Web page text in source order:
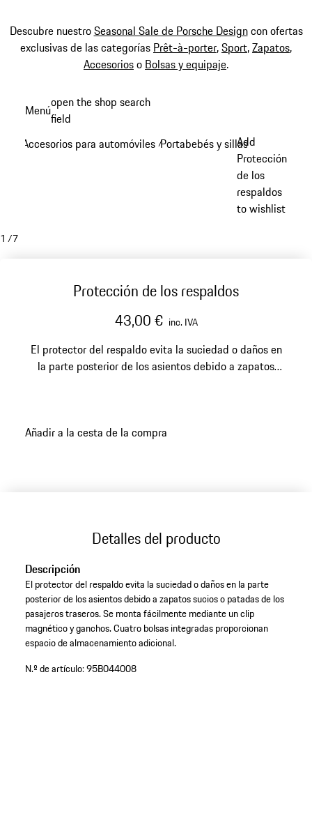
Descubre nuestroSeasonal Sale de Porsche Designcon ofertas
exclusivas de las categorías Prêt-à-porter,Sport,Zapatos,
Accesorioso Bolsas y equipaje.
principal
Menúopen the shop search
field
Accesorios para automóviles /Portabebés y sillas infantiles
Add
Protección
de los
respaldos
to wishlist
1 /7
Protección de los respaldos
43,00 € inc. IVA
El protector del respaldo evita la suciedad o daños en
la parte posterior de los asientos debido a zapatos
Añadir a la cesta de la compra
Detalles del producto
Descripción
El protector del respaldo evita la suciedad o daños en la parte
posterior de los asientos debido a zapatos sucios o patadas de los
pasajeros traseros. Se monta fácilmente mediante un clip
magnético y ganchos. Cuatro bolsas integradas proporcionan
espacio de almacenamiento adicional.
N.º de artículo:95B044008